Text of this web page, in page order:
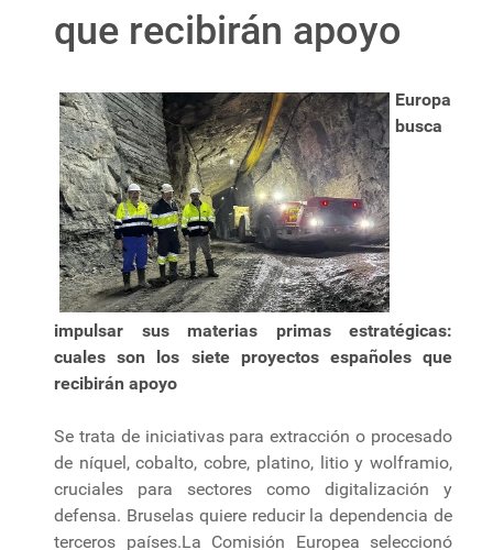
que recibirán apoyo
Europa
busca
impulsar sus materias primas estratégicas:
cuales son los siete proyectos españoles que
recibirán apoyo
Se trata de iniciativas para extracción o procesado
de níquel, cobalto, cobre, platino, litio y wolframio,
cruciales para sectores como digitalización y
defensa. Bruselas quiere reducir la dependencia de
terceros países.La Comisión Europea seleccionó